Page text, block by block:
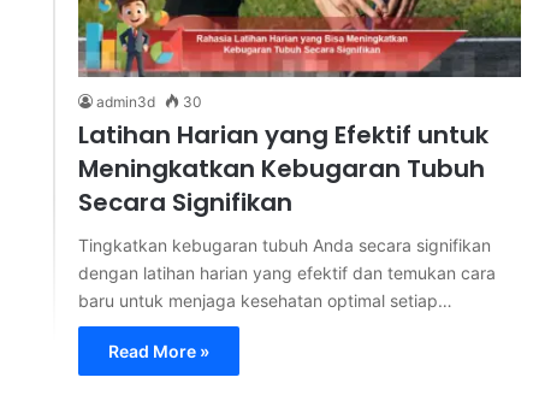
admin3d 30
Latihan Harian yang Efektif untuk
Meningkatkan Kebugaran Tubuh
Secara Signifikan
Tingkatkan kebugaran tubuh Anda secara signifikan
dengan latihan harian yang efektif dan temukan cara
baru untuk menjaga kesehatan optimal setiap…
Read More »